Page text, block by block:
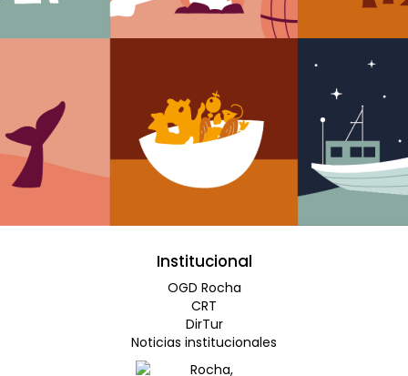
Institucional
OGD Rocha
CRT
DirTur
Noticias institucionales